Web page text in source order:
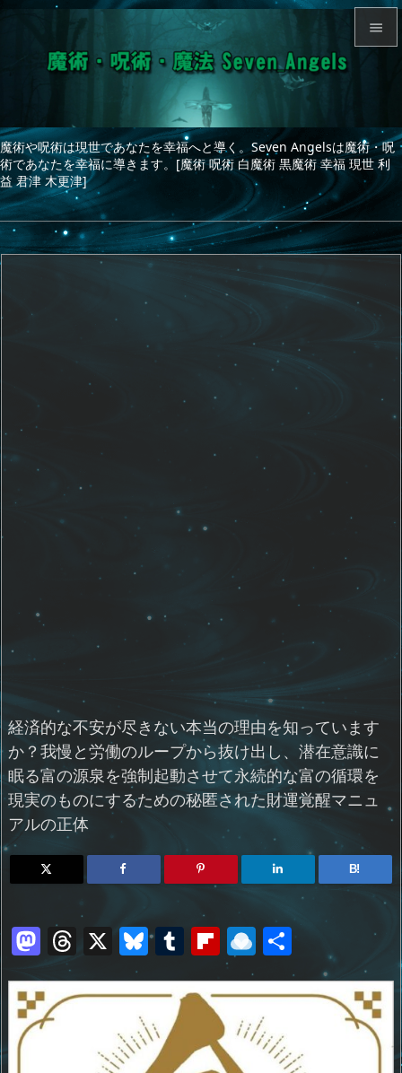
魔術や呪術は現世であなたを幸福へと導く。Seven Angelsは魔術・呪
術であなたを幸福に導きます。[魔術 呪術 白魔術 黒魔術 幸福 現世 利
益 君津 木更津]

サイド


次へ

経済的な不安が尽きない本当の理由を知っています
か？我慢と労働のループから抜け出し、潜在意識に
眠る富の源泉を強制起動させて永続的な富の循環を
現実のものにするための秘匿された財運覚醒マニュ
アルの正体
B!
M
st
o
T
re
X Bl
e
sk
y
T
m
r
Fl
ip
b
o
ar
R
n
d
ro
共
有